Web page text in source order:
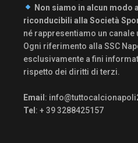
Non siamo in alcun modo
riconducibili alla Società
né rappresentiamo un canale
Ogni riferimento alla SSC
esclusivamente a fini
rispetto dei diritti di terzi.
Email :
Tel : + 39 3288425157